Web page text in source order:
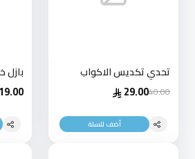
تحدي تكديس الاكواب
40.00
29.00
أضف للسلة
بازل
19.00